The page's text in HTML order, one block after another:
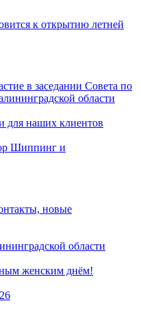
к открытию летней
в заседании Совета по
области
для наших клиентов
Шиппинг и
новые
области
женским днём!